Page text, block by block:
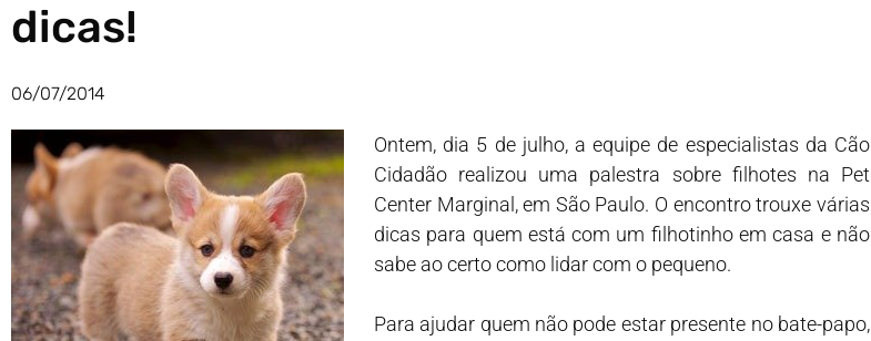
dicas!
06/07/2014
Ontem, dia 5 de julho, a equipe de especialistas da Cão
Cidadão realizou uma palestra sobre filhotes na Pet
Center Marginal, em São Paulo. O encontro trouxe várias
dicas para quem está com um filhotinho em casa e não
sabe ao certo como lidar com o pequeno.
Para ajudar quem não pode estar presente no bate-papo,